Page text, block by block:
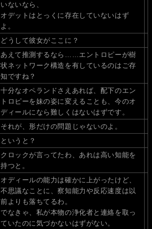
いないなら、
オデットはとっくに存在していないはず
よ。
どうして彼女がここに？
あえて推測するなら……エントロピーが樹
状ネットワーク構造を有しているのはご存
知ですね？
十分なオペランドさえあれば、配下のエン
トロピーを妹の姿に変えることも、今のオ
ディールになら難しくはないはずです。
それが、形だけの問題じゃないのよ。
というと？
クロックが言ってたわ、あれは高い知能を
持つと。
オディールの能力は確かに上がったけど、
不思議なことに、察知能力や反応速度は以
前よりも落ちてるわ。
でなきゃ、私が本物の浄化者と連絡を取っ
ていたのに気づかないはずがない。